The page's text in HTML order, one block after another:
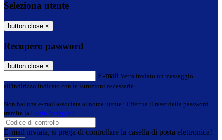
Seleziona utente
button close ×
Recupero password
button close ×
E-mail Verrà inviato un messaggio
all'indirizzo indicato con le istruzioni necessarie.
Non hai una e-mail associata al nome utente? Effettua il reset della password
tramite la Login Spaggiari
E-mail inviata, si prega di controllare la casella di posta elettronica!